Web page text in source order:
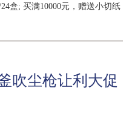
盒; 买满10000元，赠送小切纸
吹尘枪让利大促